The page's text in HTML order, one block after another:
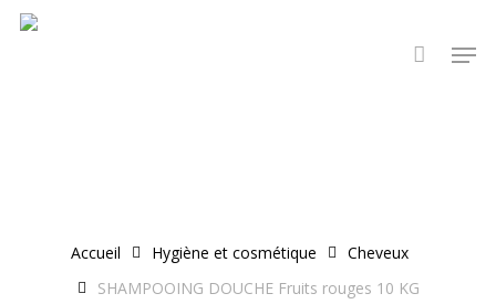
Skip
Accueil Hygiène et cosmétique
Cheveux
SHAMPOOING DOUCHE Fruits rouges 10 KG